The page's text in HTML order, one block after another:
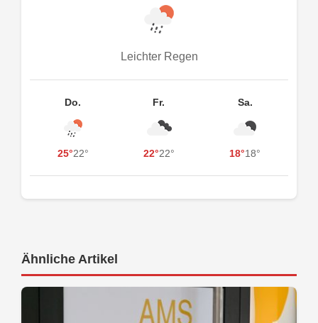
Leichter Regen
Do.
25°22°
Fr.
22°22°
Sa.
18°18°
Ähnliche Artikel